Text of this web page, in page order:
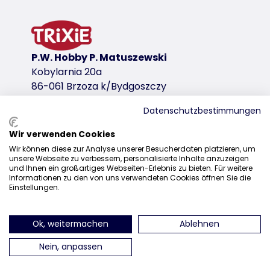
wariant produktu
wariant produktu: unikalny numer produktu
Wymiary
ø 4 cm
Zawartość/Waga
17 g
Rodzaj paszy
<table><tr><td>Karma uzupełniająca</td></tr></
Skład i oznakowanie
bez dodatku cukru
Przechowywać w chłodnym i suchym miejscu.
P.W. Hobby P. Matuszewski
Kobylarnia 20a
86-061 Brzoza k/Bydgoszczy
Dystrybucja
+48 52 381 07 31
kontakt@trixiepolska.pl
znajdź nas na Instagramieznajdź nas na Facebooku
znajdź nas
Datenschutzbestimmungen
Wir verwenden Cookies
Wir können diese zur Analyse unserer Besucherdaten platzieren, um
unsere Webseite zu verbessern, personalisierte Inhalte anzuzeigen
und Ihnen ein großartiges Webseiten-Erlebnis zu bieten. Für weitere
Informationen zu den von uns verwendeten Cookies öffnen Sie die
Einstellungen.
Ok, weitermachen
Ablehnen
Nein, anpassen